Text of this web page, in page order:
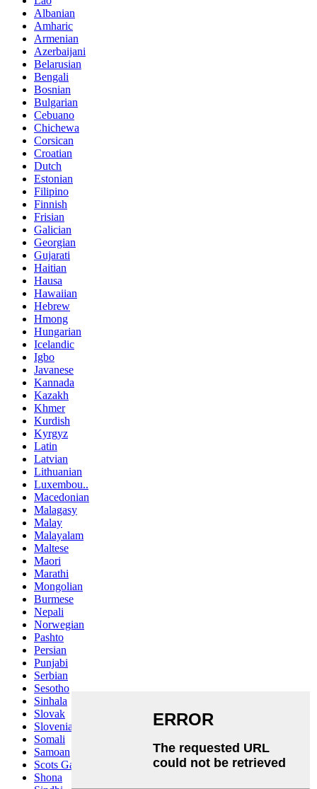
Albanian
Amharic
Armenian
Azerbaijani
Belarusian
Bengali
Bosnian
Bulgarian
Cebuano
Chichewa
Corsican
Croatian
Dutch
Estonian
Filipino
Finnish
Frisian
Galician
Georgian
Gujarati
Haitian
Hausa
Hawaiian
Hebrew
Hmong
Hungarian
Icelandic
Igbo
Javanese
Kannada
Kazakh
Khmer
Kurdish
Kyrgyz
Latin
Latvian
Lithuanian
Luxembou..
Macedonian
Malagasy
Malay
Malayalam
Maltese
Maori
Marathi
Mongolian
Burmese
Nepali
Norwegian
Pashto
Persian
Punjabi
Serbian
Sesotho
Sinhala
Slovak
Slovenian
Somali
Samoan
Scots Gaelic
Shona